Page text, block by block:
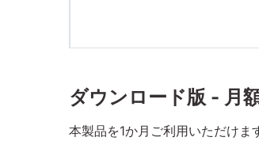
ダウンロード版 - 月
本製品を1か月ご利用いただけま